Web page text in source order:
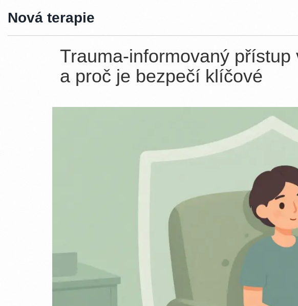
Nová terapie
Trauma-informovaný
a proč je bezpečí klíčové